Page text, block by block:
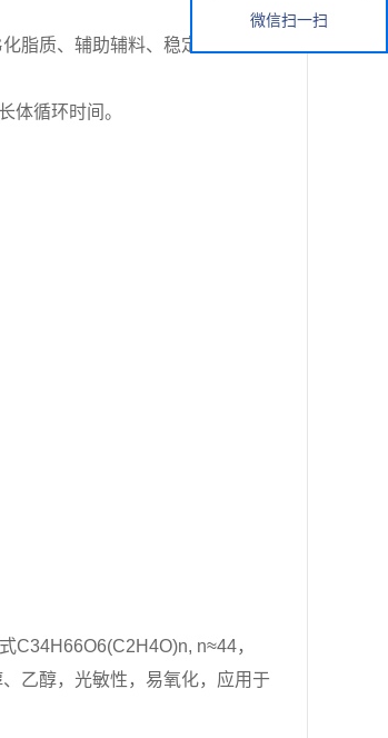
脂质、 辅助辅料、 稳定剂
体循环时间。
C34H66O6(C2H4O)n, n≈44，
乙醇，光敏性，易氧化，应用于
微信扫一扫